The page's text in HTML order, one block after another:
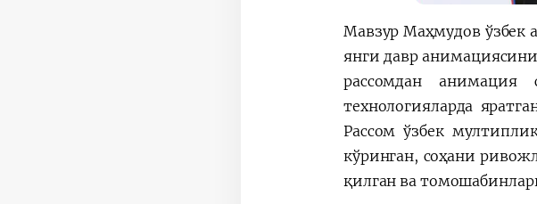
Мавзур Маҳмудов ўзбек
янги давр
рассомдан анимация
технологияларда
Рассом ўзбек
кўринган, соҳани
қилган ва